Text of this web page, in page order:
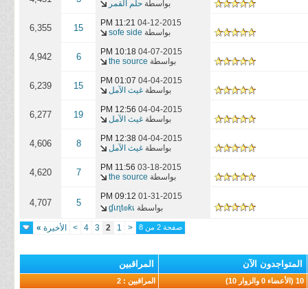
بواسطة حلم القمر
04-12-2015
11:21 PM
بواسطة sofe side
15
6,355
04-07-2015
10:18 PM
بواسطة the source
6
4,942
04-04-2015
01:07 PM
بواسطة غيث الآمل 15
6,239
04-04-2015
12:56 PM
بواسطة غيث الآمل 19
6,277
04-04-2015
12:38 PM
بواسطة غيث الآمل 8
4,606
03-18-2015
11:56 PM
بواسطة the source
7
4,620
01-31-2015
09:12 PM
بواسطة ɠเɳt๏ƙเ
5
4,707
صفحة 2 من 8 <
1
2
3
4
> الأخيرة »
المتواجدون الآن المراقبين
10 (الأعضاء 0 والزوار 10) المراقبين : 2